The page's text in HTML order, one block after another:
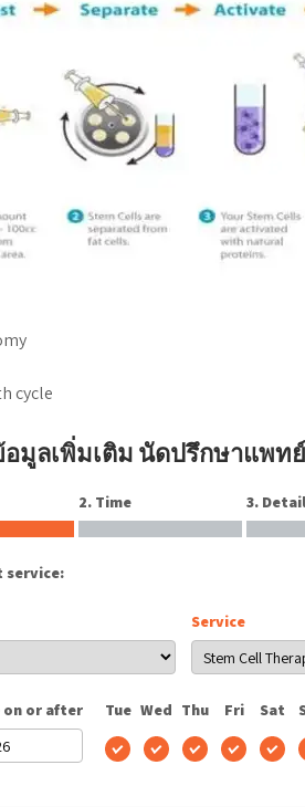
อมูลเพิ่มเติม นัดปรึกษาแพท
2. Time 3.
service:
Service
on or after Tue Wed Thu Fri Sat